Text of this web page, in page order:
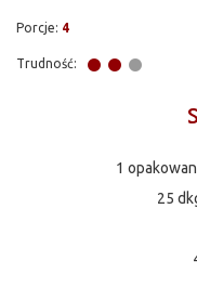
Porcje: 4
Trudność:
1
25